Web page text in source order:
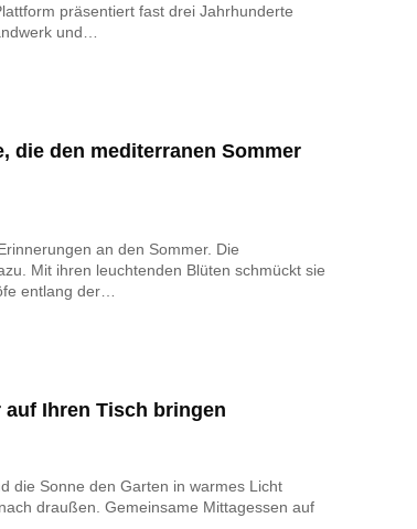
präsentiert fast drei Jahrhunderte
und…
die den mediterranen Sommer
an den Sommer. Die
Mit ihren leuchtenden Blüten schmückt sie
entlang der…
auf Ihren Tisch bringen
die Sonne den Garten in warmes Licht
draußen. Gemeinsame Mittagessen auf